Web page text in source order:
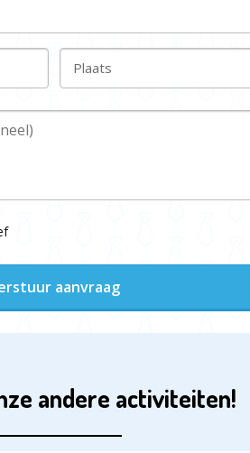
Plaats
aanvraag
andere activiteiten!